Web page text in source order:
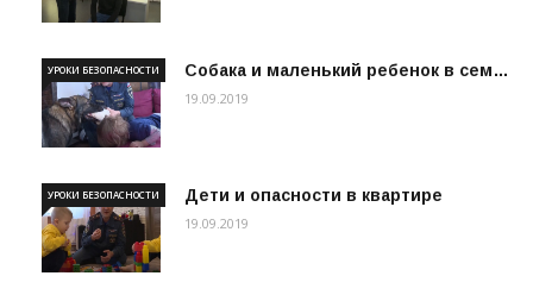
Собака и маленький ребенок в сем…
УРОКИ БЕЗОПАСНОСТИ
19.09.2019
Дети и опасности в квартире
УРОКИ БЕЗОПАСНОСТИ
19.09.2019